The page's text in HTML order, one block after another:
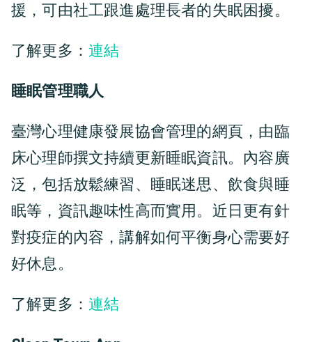
援，可由社工跟進處理長者的失眠困擾。
了解更多：連結
睡眠管理職人
臺灣心理健康發展協會管理的網頁，由臨
床心理師撰文持續更新睡眠資訊。內容廣
泛，包括放鬆練習、睡眠迷思、飲食與睡
眠等，資訊趣味性高而實用。近日更有針
對疫症的內容，講解如何平衡身心需要好
好休息。
了解更多：連結